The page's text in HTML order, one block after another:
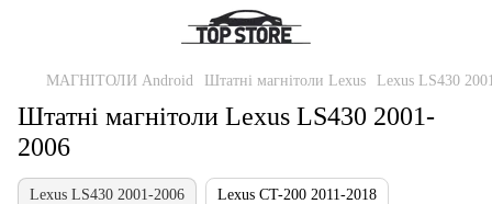
МАГНІТОЛИ Android Штатні магнітоли Lexus Lexus LS430
Штатні магнітоли Lexus LS430 2001-
2006
Lexus LS430 2001-2006 Lexus CT-200 2011-2018